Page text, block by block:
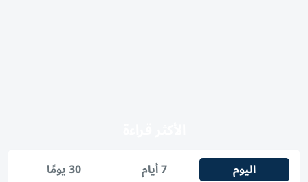
اليوم 7 أيام 30 يومًا